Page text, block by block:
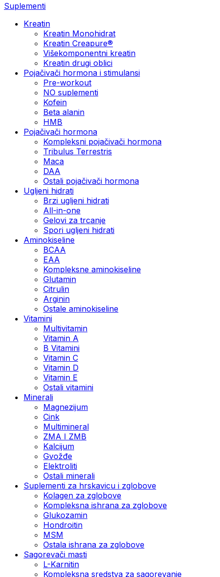
Suplementi
Kreatin
Kreatin Monohidrat
Kreatin Creapure®
Višekomponentni kreatin
Kreatin drugi oblici
Pojačivači hormona i stimulansi
Pre-workout
NO suplementi
Kofein
Beta alanin
HMB
Pojačivači hormona
Kompleksni pojačivači hormona
Tribulus Terrestris
Maca
DAA
Ostali pojačivači hormona
Ugljeni hidrati
Brzi ugljeni hidrati
All-in-one
Gelovi za trcanje
Spori ugljeni hidrati
Aminokiseline
BCAA
ЕАА
Kompleksne aminokiseline
Glutamin
Citrulin
Arginin
Ostale aminokiseline
Vitamini
Multivitamin
Vitamin A
B Vitamini
Vitamin C
Vitamin D
Vitamin E
Ostali vitamini
Minerali
Magnezijum
Cink
Multimineral
ZMA I ZMB
Kalcijum
Gvožđe
Elektroliti
Ostali minerali
Suplementi za hrskavicu i zglobove
Kolagen za zglobove
Kompleksna ishrana za zglobove
Glukozamin
Hondroitin
MSM
Ostala ishrana za zglobove
Sagorevači masti
L-Karnitin
Kompleksna sredstva za sagorevanje